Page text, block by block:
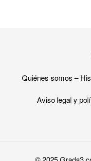
Quiénes somos –
Aviso legal y